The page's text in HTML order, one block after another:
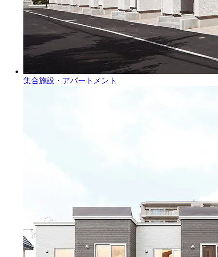
集合施設・アパートメント